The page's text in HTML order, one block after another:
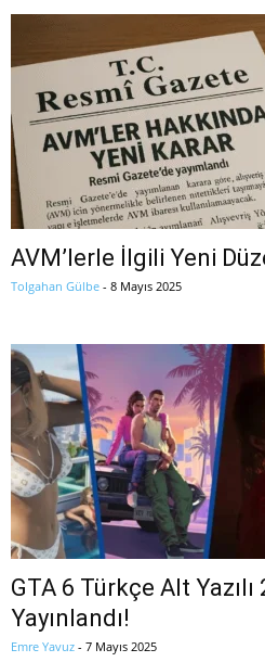
AVM’lerle İlgili Yeni
Tolgahan Gülbe - 8 Mayıs 2025
GTA 6 Türkçe Alt Yazılı
Yayınlandı!
Emre Yavuz - 7 Mayıs 2025